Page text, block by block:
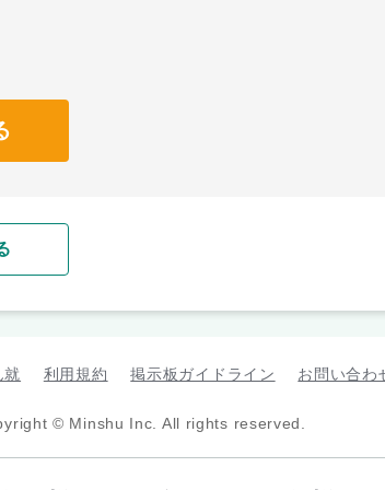
就 利用規約 掲示板ガイドライン お問い合わ
© Minshu Inc. All rights reserved.